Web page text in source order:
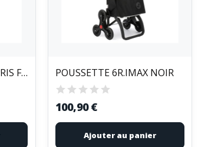
POUSSETTE 6R.IMAX GRIS FONCE POUSSETTE 6R.IMAX NOIR
100,90 €
Ajouter au panier